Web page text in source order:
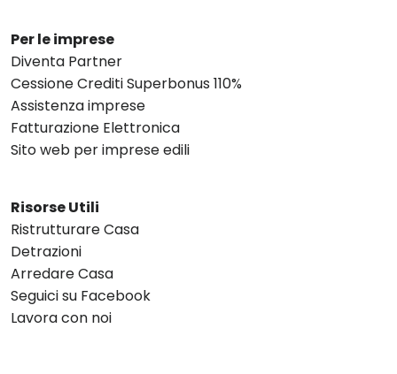
Per le imprese
Diventa Partner
Cessione Crediti Superbonus 110%
Assistenza imprese
Fatturazione Elettronica
Sito web per imprese edili
Risorse Utili
Ristrutturare Casa
Detrazioni
Arredare Casa
Seguici su Facebook
Lavora con noi